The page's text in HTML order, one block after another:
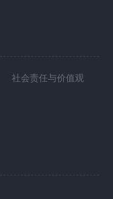
社会责任与价值观